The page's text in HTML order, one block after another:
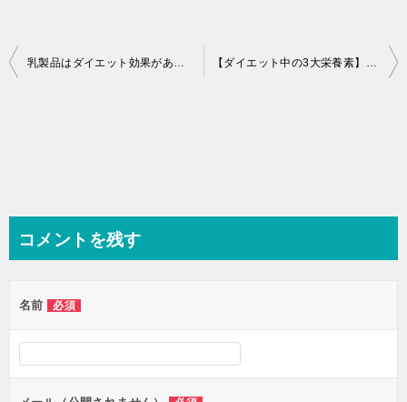
投
シ
ョ
乳製品はダイエット効果があるが，「低脂肪牛乳」は体重に影響がない！？ 【ダイエット中の3大栄養素】太らない食事を意識しよう！【アボカド・ナッツ・オリーブオイルなど】
コメントを残す
名前 必須